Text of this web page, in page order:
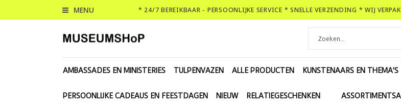
MENU * 24/7 BEREIKBAAR - PERSOONLIJKE SERVICE * SNELLE VERZENDING * WIJ
AMBASSADES EN MINISTERIES TULPENVAZEN ALLE PRODUCTEN KUNSTENAARS EN THEMA'S
PERSOONLIJKE CADEAUS EN FEESTDAGEN NIEUW RELATIEGESCHENKEN